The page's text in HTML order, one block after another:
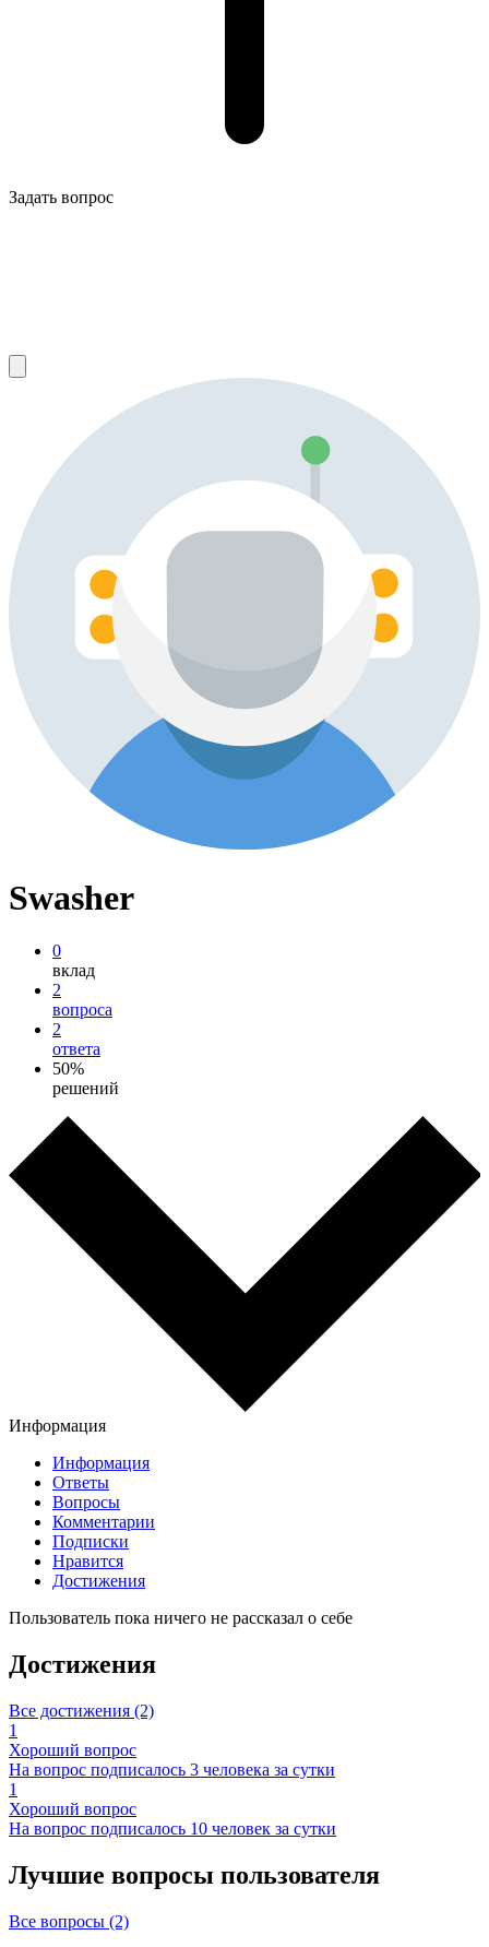
Задать вопрос
Swasher
0
вклад
2
вопроса
2
ответа
50%
решений
Информация
Информация
Ответы
Вопросы
Комментарии
Подписки
Нравится
Достижения
Пользователь пока ничего не рассказал о себе
Достижения
Все достижения (2)
1
Хороший вопрос
На вопрос подписалось 3 человека за сутки
1
Хороший вопрос
На вопрос подписалось 10 человек за сутки
Лучшие вопросы пользователя
Все вопросы (2)